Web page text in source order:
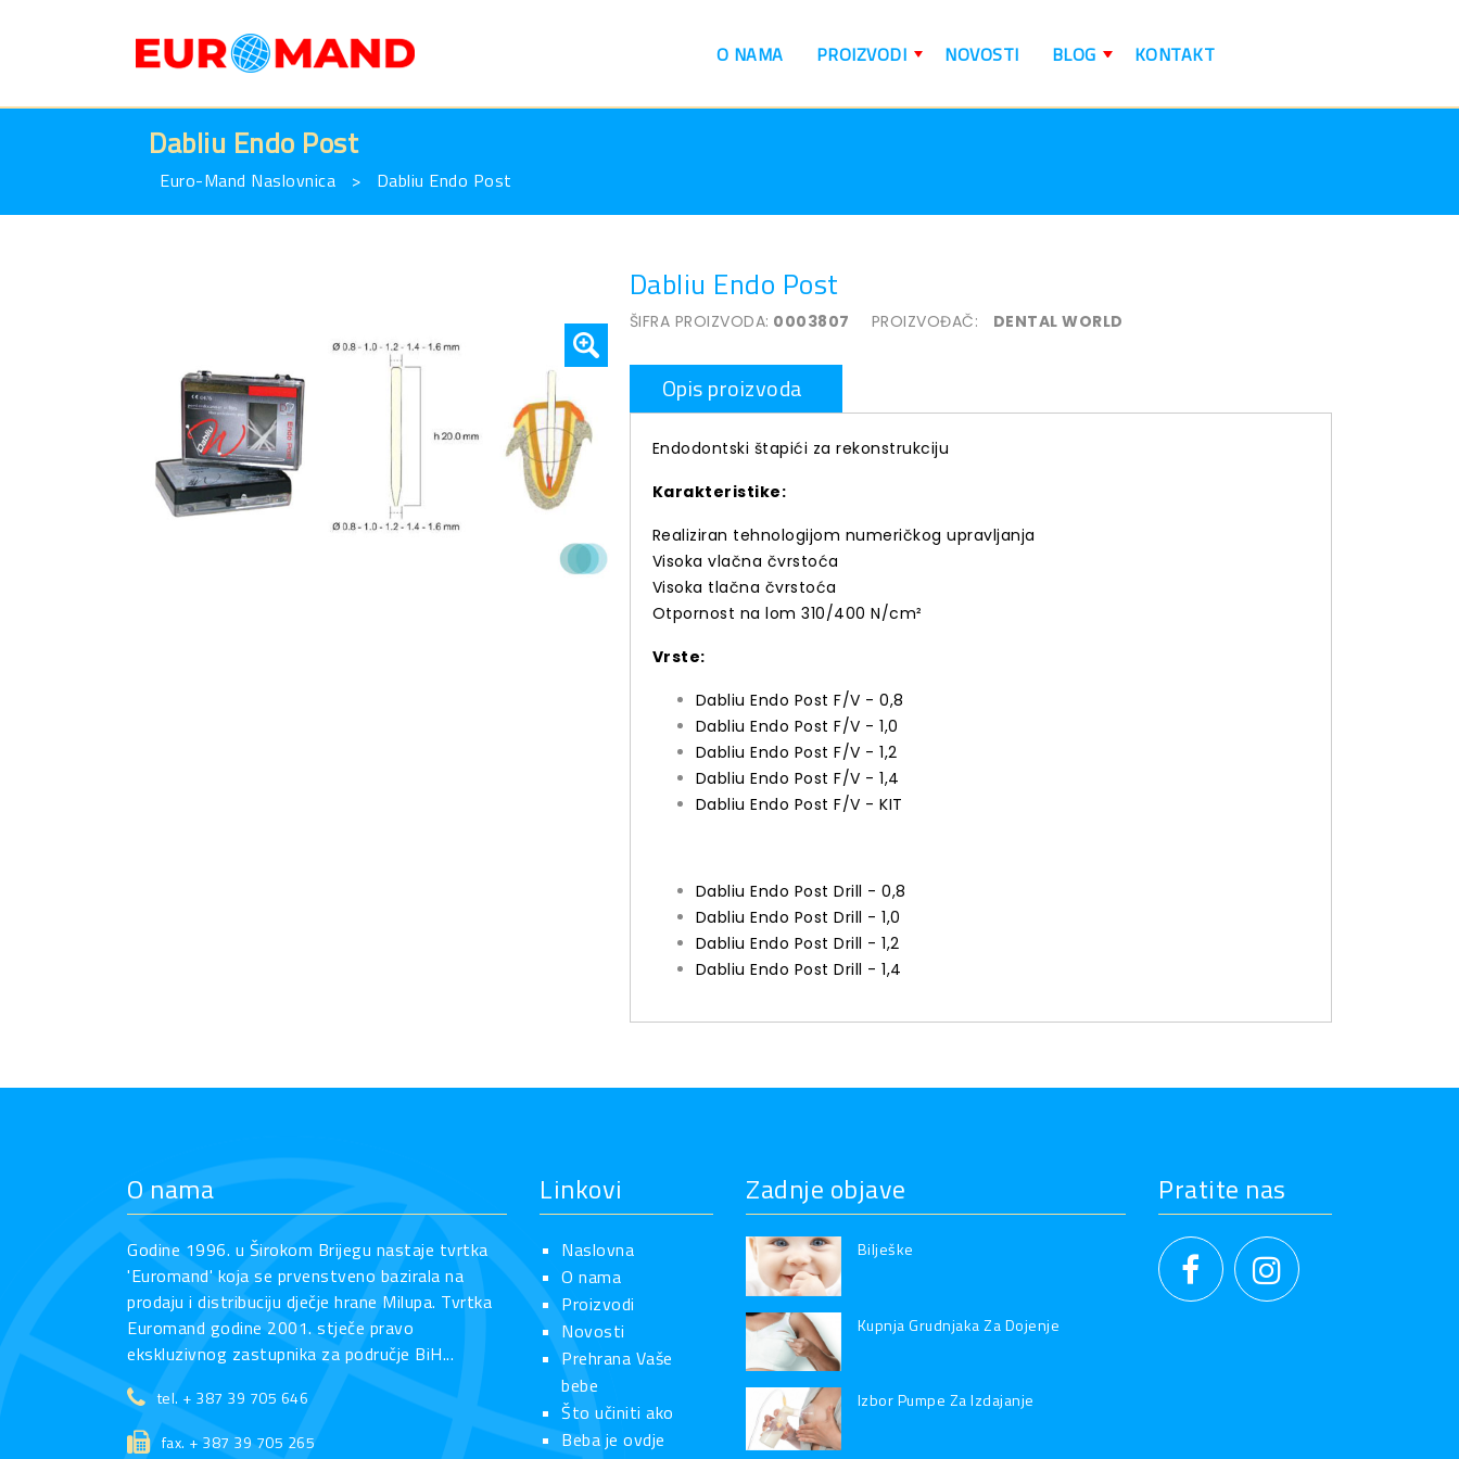
O NAMA PROIZVODI NOVOSTI BLOG KONTAKT
Dabliu Endo Post
Euro-Mand Naslovnica > Dabliu Endo Post
Dabliu Endo Post
ŠIFRA PROIZVODA: 0003807 PROIZVOĐAČ: DENTAL WORLD
Opis proizvoda
Endodontski štapići za rekonstrukciju
Karakteristike:
Realiziran tehnologijom numeričkog upravljanja
Visoka vlačna čvrstoća
Visoka tlačna čvrstoća
Otpornost na lom 310/400 N/cm²
Vrste:
Dabliu Endo Post F/V - 0,8
Dabliu Endo Post F/V - 1,0
Dabliu Endo Post F/V - 1,2
Dabliu Endo Post F/V - 1,4
Dabliu Endo Post F/V - KIT
Dabliu Endo Post Drill - 0,8
Dabliu Endo Post Drill - 1,0
Dabliu Endo Post Drill - 1,2
Dabliu Endo Post Drill - 1,4
O nama
Godine 1996. u Širokom Brijegu nastaje tvrtka
'Euromand' koja se prvenstveno bazirala na
prodaju i distribuciju dječje hrane Milupa. Tvrtka
Euromand godine 2001. stječe pravo
ekskluzivnog zastupnika za područje BiH...
tel. + 387 39 705 646
fax. + 387 39 705 265
Linkovi
Naslovna
O nama
Proizvodi
Novosti
Prehrana Vaše
bebe
Što učiniti ako
Beba je ovdje
Zadnje objave
Bilješke
Kupnja Grudnjaka Za Dojenje
Izbor Pumpe Za Izdajanje
Pratite nas